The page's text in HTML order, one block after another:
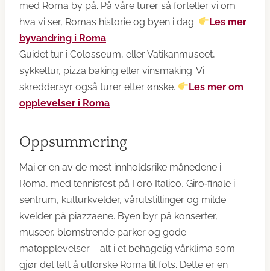
med Roma by på. På våre turer så forteller vi om
hva vi ser, Romas historie og byen i dag.
Les mer
byvandring i Roma
Guidet tur i Colosseum, eller Vatikanmuseet,
sykkeltur, pizza baking eller vinsmaking. Vi
skreddersyr også turer etter ønske.
Les mer om
opplevelser i Roma
Oppsummering
Mai er en av de mest innholdsrike månedene i
Roma, med tennisfest på Foro Italico, Giro‑finale i
sentrum, kulturkvelder, vårutstillinger og milde
kvelder på piazzaene. Byen byr på konserter,
museer, blomstrende parker og gode
matopplevelser – alt i et behagelig vårklima som
gjør det lett å utforske Roma til fots. Dette er en